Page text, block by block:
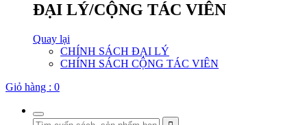
ĐẠI LÝ/CỘNG TÁC VIÊN
Quay lại
CHÍNH SÁCH ĐẠI LÝ
CHÍNH SÁCH CỘNG TÁC VIÊN
Giỏ hàng : 0